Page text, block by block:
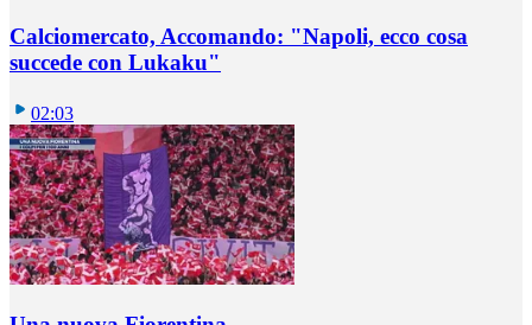
Calciomercato, Accomando: "Napoli, ecco cosa
succede con Lukaku"
02:03